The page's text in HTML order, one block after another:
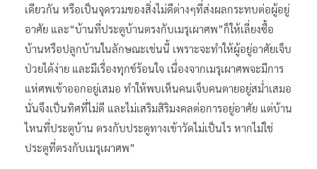
เดียวกัน หรือเป็นจุดรวมของสิ่งไม่ดีต่างๆที่ส่งผลกระทบต่อผู้อยู่
อาศัย และ“บ้านที่ประตูบ้านตรงกับเมรุเผาศพ”ก็ให้เลี่ยงซื้อ
บ้านหรือปลูกบ้านในลักษณะเช่นนี้ เพราะจะทำให้ผู้อยู่อาศัยเจ็บ
ป่วยได้ง่าย และมีเรื่องทุกข์ร้อนใจ เนื่องจากเมรุเผาศพจะมีการ
แห่ศพเข้าออกอยู่เสมอ ทำให้พบเห็นคนเจ็บคนตายอยู่สม่ำเสมอ
นั่นจึงเป็นทิศที่ไม่ดี และไม่เสริมสิริมงคลต่อการอยู่อาศัย แต่บ้าน
ไหนที่ประตูบ้าน ตรงกับประตูทางเข้าวัดไม่เป็นไร หากไม่ใช่
ประตูที่ตรงกับเมรุเผาศพ”